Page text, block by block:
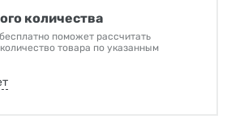
количества
поможет рассчитать
товара по указанным